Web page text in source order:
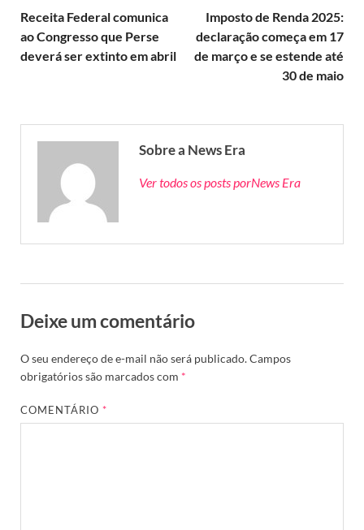
Receita Federal comunica
ao Congresso que Perse
deverá ser extinto em abril
Imposto de Renda 2025:
declaração começa em 17
de março e se estende até
30 de maio
Sobre a News Era
Ver todos os posts porNews Era
Deixe um comentário
O seu endereço de e-mail não será publicado.Campos
obrigatórios são marcados com *
COMENTÁRIO*